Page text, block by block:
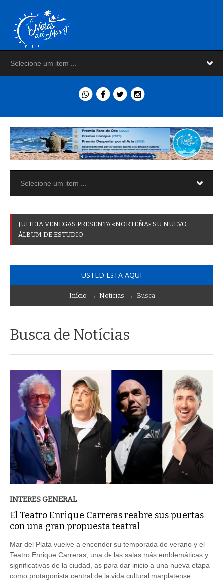
JULIETA VENEGAS PRESENTA «NORTEÑA» SU NUEVO
ÁLBUM DE ESTUDIO
USTED ESTA AQUI
Início → Notícias → Busca
Busca de Notícias
INTERES GENERAL
El Teatro Enrique Carreras reabre sus puertas
con una gran propuesta teatral
Mar del Plata vuelve a encender su temporada de verano y el
Teatro Enrique Carreras, una de las salas más emblemáticas y
significativas de la ciudad, as para dar inicio a una nueva etapa
como protagonista central de la vida cultural marplatense.